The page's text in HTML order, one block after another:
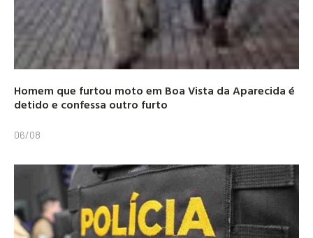
Homem que furtou moto em Boa Vista da Aparecida é
detido e confessa outro furto
06/08